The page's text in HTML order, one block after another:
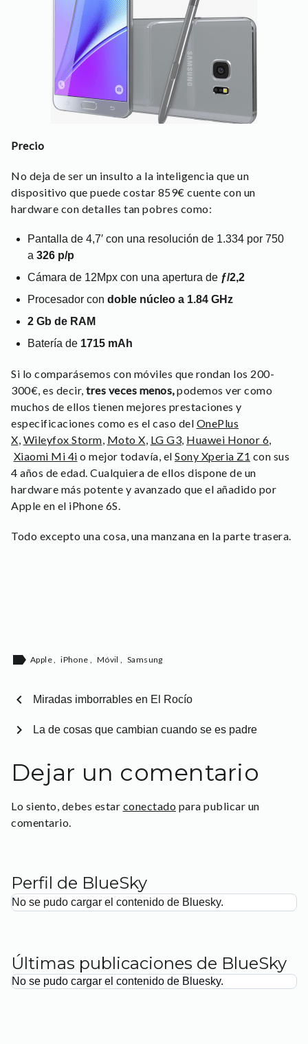
Precio
No deja de ser un insulto a la inteligencia que un
dispositivo que puede costar 859€ cuente con un
hardware con detalles tan pobres como:
Pantalla de 4,7′ con una resolución de 1.334 por 750
a 326 p/p
Cámara de 12Mpx con una apertura de ƒ/2,2
Procesador con doble núcleo a 1.84 GHz
2 Gb de RAM
Batería de 1715 mAh
Si lo comparásemos con móviles que rondan los 200-
300€, es decir, tres veces menos,podemos ver como
muchos de ellos tienen mejores prestaciones y
especificaciones como es el caso del OnePlus
X, Wileyfox Storm, Moto X, LG G3, Huawei Honor 6,
Xiaomi Mi 4i o mejor todavía, el Sony Xperia Z1 con sus
4 años de edad. Cualquiera de ellos dispone de un
hardware más potente y avanzado que el añadido por
Apple en el iPhone 6S.
Todo excepto una cosa, una manzana en la parte trasera.
label Apple, iPhone, Móvil, Samsung
chevron_left Miradas imborrables en El Rocío
La de cosas que cambian cuando se es padre
chevron_right
Dejar un comentario
Lo siento, debes estar conectado para publicar un
comentario.
Perfil de BlueSky
No se pudo cargar el contenido de Bluesky.
Últimas publicaciones de BlueSky
No se pudo cargar el contenido de Bluesky.